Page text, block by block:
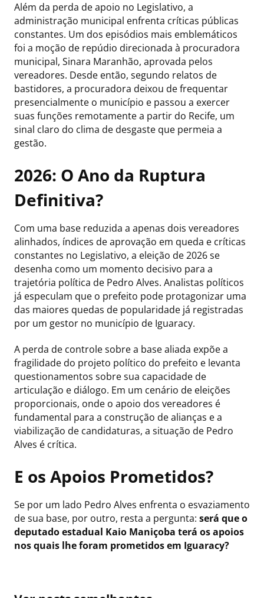
Além da perda de apoio no Legislativo, a
administração municipal enfrenta críticas públicas
constantes. Um dos episódios mais emblemáticos
foi a moção de repúdio direcionada à procuradora
municipal, Sinara Maranhão, aprovada pelos
vereadores. Desde então, segundo relatos de
bastidores, a procuradora deixou de frequentar
presencialmente o município e passou a exercer
suas funções remotamente a partir do Recife, um
sinal claro do clima de desgaste que permeia a
gestão.
2026: O Ano da Ruptura
Definitiva?
Com uma base reduzida a apenas dois vereadores
alinhados, índices de aprovação em queda e críticas
constantes no Legislativo, a eleição de 2026 se
desenha como um momento decisivo para a
trajetória política de Pedro Alves. Analistas políticos
já especulam que o prefeito pode protagonizar uma
das maiores quedas de popularidade já registradas
por um gestor no município de Iguaracy.
A perda de controle sobre a base aliada expõe a
fragilidade do projeto político do prefeito e levanta
questionamentos sobre sua capacidade de
articulação e diálogo. Em um cenário de eleições
proporcionais, onde o apoio dos vereadores é
fundamental para a construção de alianças e a
viabilização de candidaturas, a situação de Pedro
Alves é crítica.
E os Apoios Prometidos?
Se por um lado Pedro Alves enfrenta o esvaziamento
de sua base, por outro, resta a pergunta: será que o
deputado estadual Kaio Maniçoba terá os apoios
nos quais lhe foram prometidos em Iguaracy?